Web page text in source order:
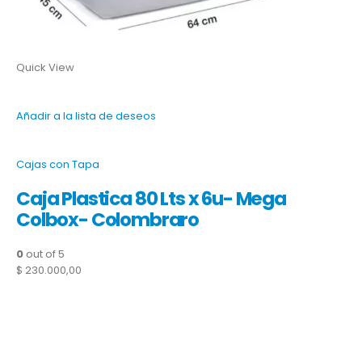
Quick View
Añadir a la lista de deseos
Cajas con Tapa
Caja Plastica 80 Lts x 6u- Mega
Colbox- Colombraro
0 out of 5
$ 230.000,00